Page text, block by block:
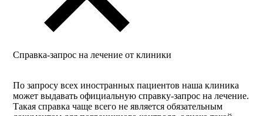
Справка-запрос на лечение от клиники
По запросу всех иностранных пациентов наша клиника
может выдавать официальную справку-запрос на лечение.
Такая справка чаще всего не является обязательным